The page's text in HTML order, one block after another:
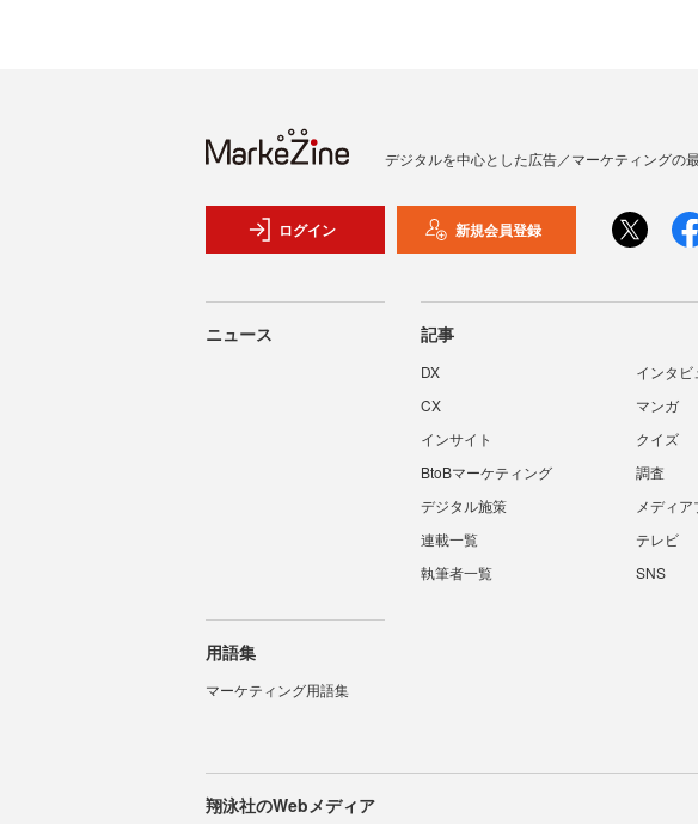
デジタルを中心とした広告／マーケティングの
ログイン 新規会員登録
ニュース 記事
DX
インタビ
CX
マンガ
インサイト
クイズ
BtoBマーケティング
調査
デジタル施策
メディ
連載一覧
テレビ
執筆者一覧
SNS
用語集
マーケティング用語集
翔泳社のWebメディア